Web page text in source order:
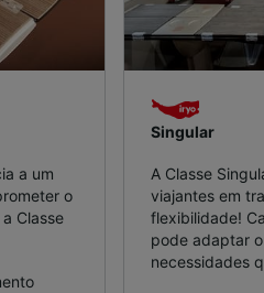
a um
o
Classe
Singular
A Classe
viajantes em
flexibilidade!
pode adaptar
necessidades